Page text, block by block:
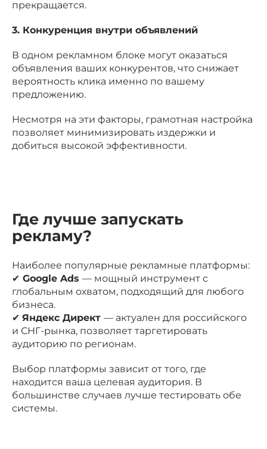
прекращается.
3. Конкуренция внутри объявлений
В одном рекламном блоке могут оказаться
объявления ваших конкурентов, что снижает
вероятность клика именно по вашему
предложению.
Несмотря на эти факторы, грамотная настройка
позволяет минимизировать издержки и
добиться высокой эффективности.
Где лучше запускать
рекламу?
Наиболее популярные рекламные платформы:
✔ Google Ads — мощный инструмент с
глобальным охватом, подходящий для любого
бизнеса.
✔ Яндекс Директ — актуален для российского
и СНГ-рынка, позволяет таргетировать
аудиторию по регионам.
Выбор платформы зависит от того, где
находится ваша целевая аудитория. В
большинстве случаев лучше тестировать обе
системы.